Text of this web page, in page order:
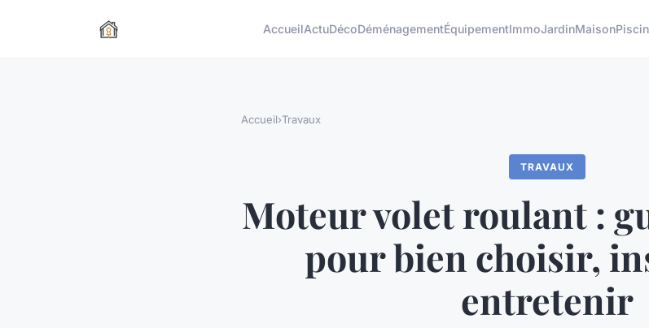
AccueilActuDécoDéménagementÉquipementImmoJardinMaison
Accueil›Travaux
TRAVAUX
Moteur volet roulant :
pour bien choisir,
entretenir